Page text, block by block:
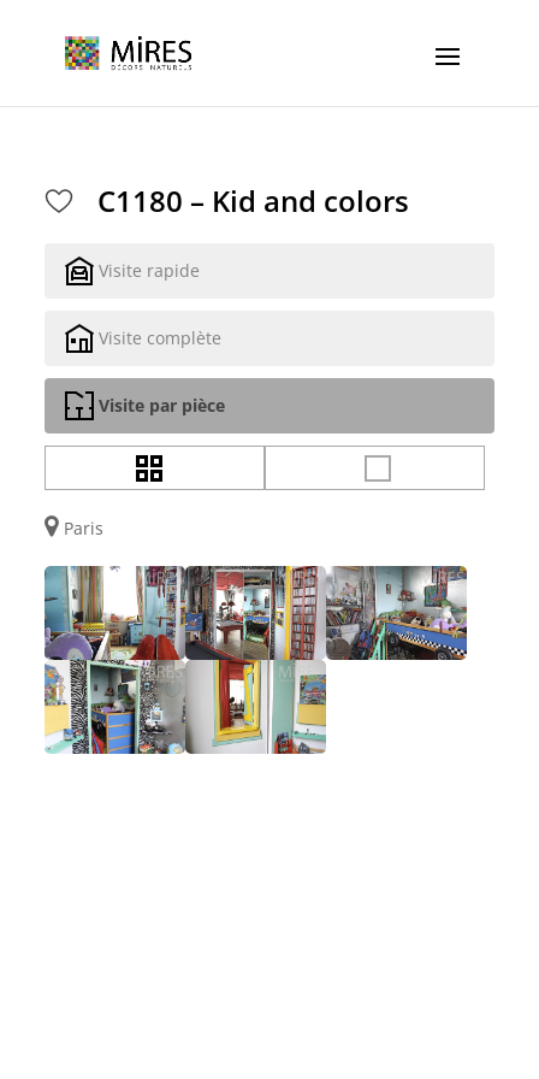
C1180 – Kid and colors
Visite rapide
Visite complète
Visite par pièce
Paris